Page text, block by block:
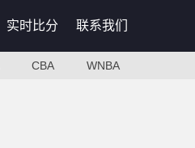
实时比分 联系我们
CBA WNBA